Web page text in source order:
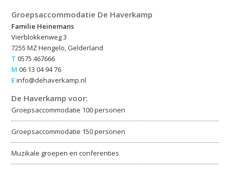
Groepsaccommodatie De Haverkamp
Familie Heinemans
Vierblokkenweg 3
7255 MZ Hengelo, Gelderland
T 0575 467666
M 06 13 04 94 76
Einfo@dehaverkamp.nl
De Haverkamp voor:
Groepsaccommodatie 100 personen
Groepsaccommodatie 150 personen
Muzikale groepen en conferenties